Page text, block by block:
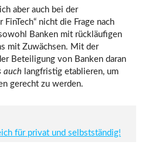
aber auch bei der
nicht die Frage nach
Banken mit rückläufigen
mit Zuwächsen. Mit der
Beteiligung von Banken daran
auch langfristig etablieren, um
gerecht zu werden.
für privat und selbstständig!